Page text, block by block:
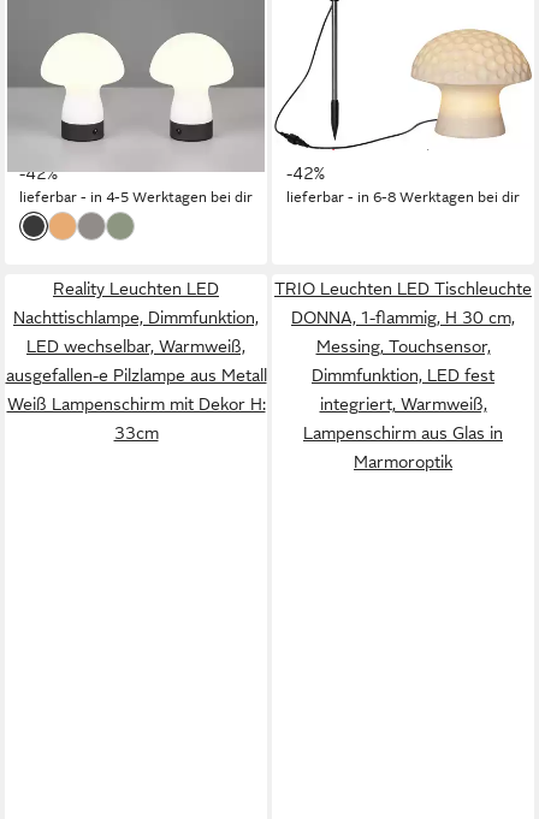
LED Tischleuchte,
Dimmfunktion, LED fest
integriert, Warmweiß, 2er
SET kleine kabellose
Pilzlampe mit Akku per USB
aufladbar, H: 18cm
48,99 € UVP
-42%
lieferbar - in 4-5 Werktagen bei dir
STAR TRADING
LED Solarleuchte Solar
Dekoration Sandy,
Tageslichtsensor, LED fest
integriert, Warmweiß,
Dämmerungssensor, Pilzform,
Solarpanel separat
ab 35,62 € UVP 61,90 €
-42%
lieferbar - in 6-8 Werktagen bei dir
Reality Leuchten LED
Nachttischlampe, Dimmfunktion,
LED wechselbar, Warmweiß,
ausgefallen-e Pilzlampe aus Metall
Weiß Lampenschirm mit Dekor H:
33cm
TRIO Leuchten LED Tischleuchte
DONNA, 1-flammig, H 30 cm,
Messing, Touchsensor,
Dimmfunktion, LED fest
integriert, Warmweiß,
Lampenschirm aus Glas in
Marmoroptik